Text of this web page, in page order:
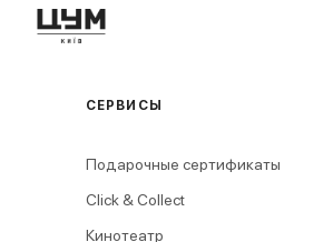
СЕРВИСЫ
Подарочные сертификаты
Click & Collect
Кинотеатр